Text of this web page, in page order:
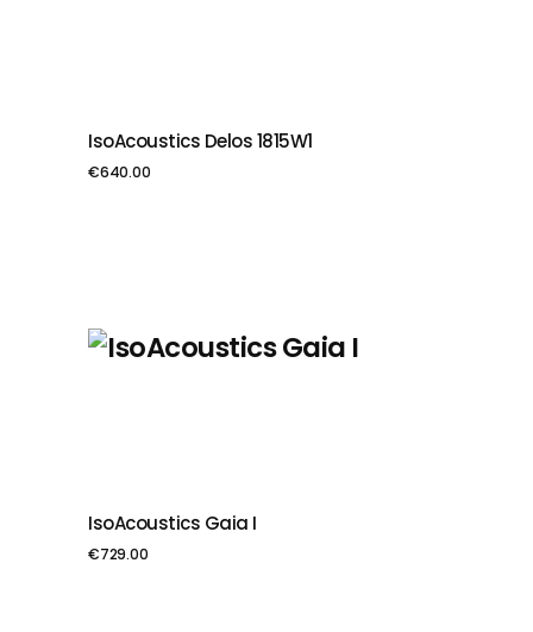
PIEVIENOT GROZAM
IsoAcoustics Delos 1815W1
€640.00
PIEVIENOT GROZAM
IsoAcoustics Gaia I
€729.00